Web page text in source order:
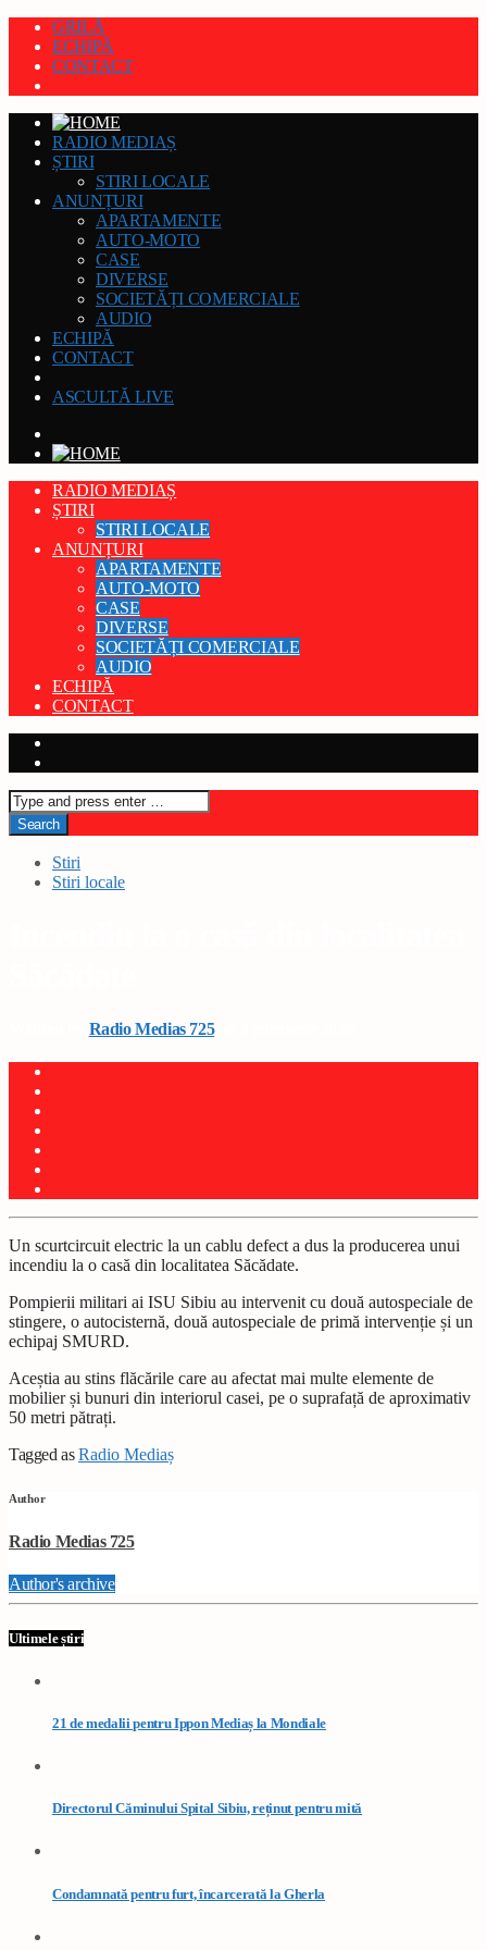
GRILĂ
ECHIPĂ
CONTACT
RADIO MEDIAȘ
ȘTIRI
STIRI LOCALE
ANUNȚURI
APARTAMENTE
AUTO-MOTO
CASE
DIVERSE
SOCIETĂȚI COMERCIALE
AUDIO
ECHIPĂ
CONTACT
ASCULTĂ LIVE
RADIO MEDIAȘ
ȘTIRI
STIRI LOCALE
ANUNȚURI
APARTAMENTE
AUTO-MOTO
CASE
DIVERSE
SOCIETĂȚI COMERCIALE
AUDIO
ECHIPĂ
CONTACT
Stiri
Stiri locale
Radio Medias 725on 2 februarie 2025
Un scurtcircuit electric la un cablu defect a dus la producerea unui
incendiu la o casă din localitatea Săcădate.
Pompierii militari ai ISU Sibiu au intervenit cu două autospeciale de
stingere, o autocisternă, două autospeciale de primă intervenție și un
echipaj SMURD.
Aceștia au stins flăcările care au afectat mai multe elemente de
mobilier și bunuri din interiorul casei, pe o suprafață de aproximativ
50 metri pătrați.
Tagged asRadio Mediaș
Author
Radio Medias 725
Author's archive
Ultimele știri
21 de medalii pentru Ippon Mediaș la Mondiale
Directorul Căminului Spital Sibiu, reținut pentru mită
Condamnată pentru furt, încarcerată la Gherla